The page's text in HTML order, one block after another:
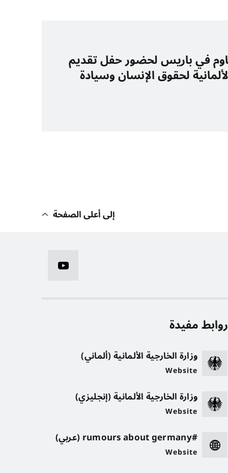
في باريس لحضور حفل تقديم
لحقوق الإنسان وسيادة
إلى أعلى الصفحة
روابط مفيدة
وزارة الخارجية الألمانية (ألماني)
Website
وزارة الخارجية الألمانية (إنجليزي)
Website
#rumours about germany (عربي)
Website